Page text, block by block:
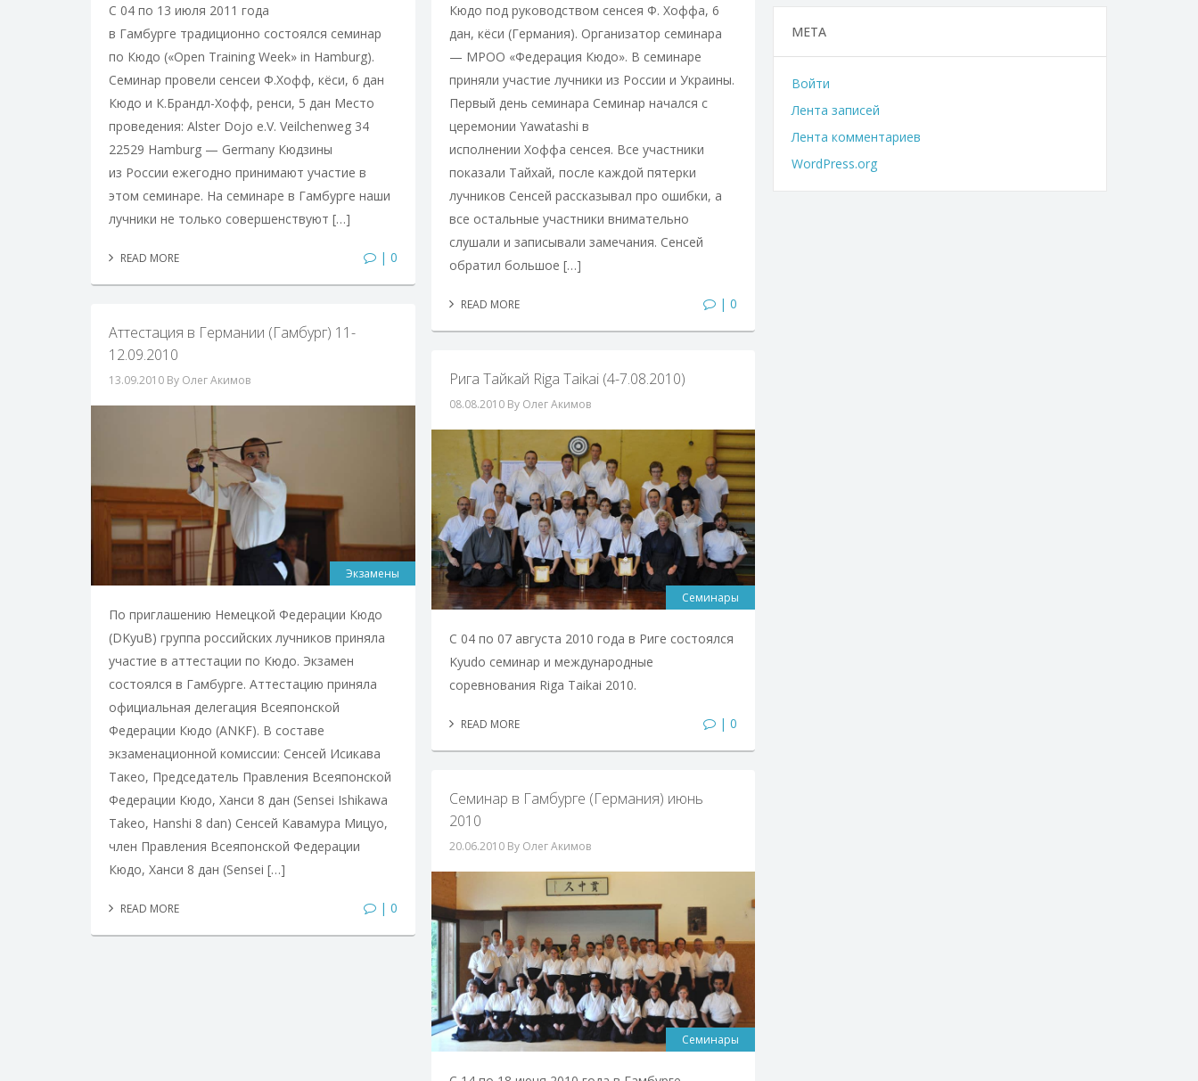
Кюдо под руководством сенсея Ф. Хоффа, 6
дан, кёси (Германия). Организатор семинара
— МРОО «Федерация Кюдо». В семинаре
приняли участие лучники из России и Украины.
Первый день семинара Семинар начался с
церемонии Yawatashi в
исполнении Хоффа сенсея. Все участники
показали Тайхай, после каждой пятерки
лучников Сенсей рассказывал про ошибки, а
все остальные участники внимательно
слушали и записывали замечания. Сенсей
обратил большое […]
READ MORE | 0
С 04 по 13 июля 2011 года
в Гамбурге традиционно состоялся семинар
по Кюдо («Open Training Week» in Hamburg).
Семинар провели сенсеи Ф.Хофф, кёси, 6 дан
Кюдо и К.Брандл-Хофф, ренси, 5 дан Место
проведения: Alster Dojo e.V. Veilchenweg 34
22529 Hamburg — Germany Кюдзины
из России ежегодно принимают участие в
этом семинаре. На семинаре в Гамбурге наши
лучники не только совершенствуют […]
READ MORE | 0
Аттестация в Германии (Гамбург) 11-
12.09.2010
13.09.2010 By Олег Акимов
Экзамены
По приглашению Немецкой Федерации Кюдо
(DKyuB) группа российских лучников приняла
участие в аттестации по Кюдо. Экзамен
состоялся в Гамбурге. Аттестацию приняла
официальная делегация Всеяпонской
Федерации Кюдо (ANKF). В составе
экзаменационной комиссии: Сенсей Исикава
Такео, Председатель Правления Всеяпонской
Федерации Кюдо, Ханси 8 дан (Sensei Ishikawa
Takeo, Hanshi 8 dan) Сенсей Кавамура Мицуо,
член Правления Всеяпонской Федерации
Кюдо, Ханси 8 дан (Sensei […]
READ MORE | 0
Рига Тайкай Riga Taikai (4-7.08.2010)
08.08.2010 By Олег Акимов
Семинары
С 04 по 07 августа 2010 года в Риге состоялся
Kyudo семинар и международные
соревнования Riga Taikai 2010.
READ MORE | 0
Семинар в Гамбурге (Германия) июнь
2010
20.06.2010 By Олег Акимов
Семинары
МЕТА
Войти
Лента записей
Лента комментариев
WordPress.org